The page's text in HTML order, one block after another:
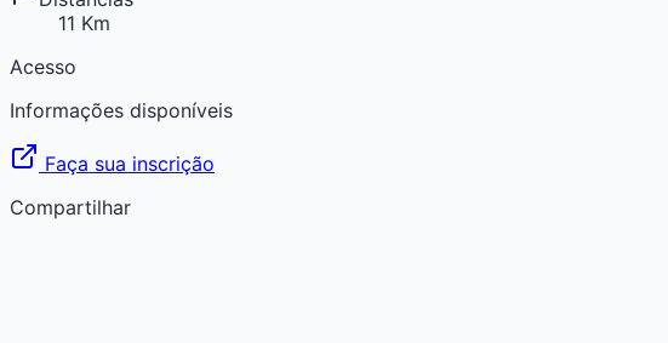
11 Km
Acesso
Informações disponíveis
Faça sua inscrição
Compartilhar